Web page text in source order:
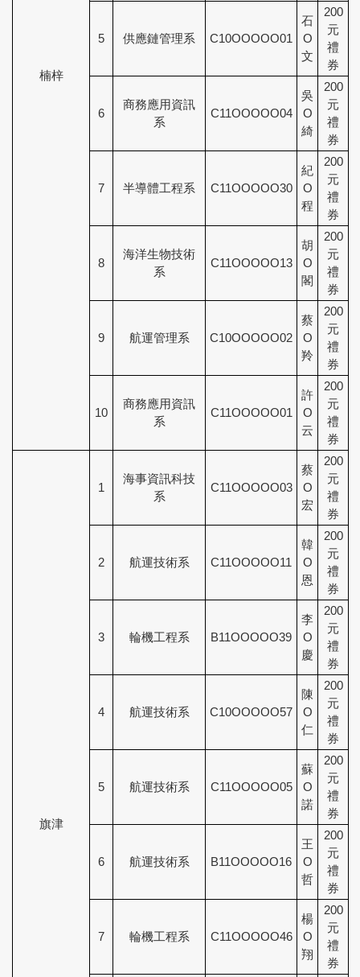
楠梓
5 供應鏈管理系 C10OOOOO01
石
O
文
200
元
禮
券
6
商務應用資訊
系
C11OOOOO04
吳
O
綺
200
元
禮
券
7 半導體工程系 C11OOOOO30
紀
O
程
200
元
禮
券
8
海洋生物技術
系
C11OOOOO13
胡
O
閣
200
元
禮
券
9 航運管理系 C10OOOOO02
蔡
O
羚
200
元
禮
券
10
商務應用資訊
系
C11OOOOO01
許
O
云
200
元
禮
券
旗津
1
海事資訊科技
系
C11OOOOO03
蔡
O
宏
200
元
禮
券
2 航運技術系 C11OOOOO11
韓
O
恩
200
元
禮
券
3 輪機工程系 B11OOOOO39
李
O
慶
200
元
禮
券
4 航運技術系 C10OOOOO57
陳
O
仁
200
元
禮
券
5 航運技術系 C11OOOOO05
蘇
O
諾
200
元
禮
券
6 航運技術系 B11OOOOO16
王
O
哲
200
元
禮
券
7 輪機工程系 C11OOOOO46
楊
O
翔
200
元
禮
券